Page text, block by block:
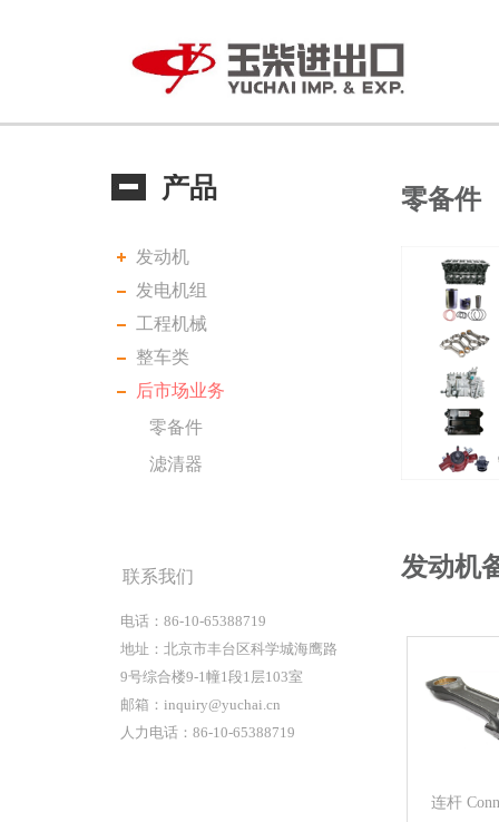
产品
发动机
发电机组
工程机械
整车类
后市场业务
零备件
滤清器
联系我们
电话：86-10-65388719
地址：北京市丰台区科学城海鹰路
9号综合楼9-1幢1段1层103室
邮箱：inquiry@yuchai.cn
人力电话：86-10-65388719
零备件
发动机
连杆